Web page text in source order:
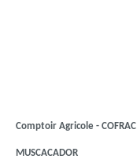
Comptoir Agricole - COFRAC
MUSCACADOR